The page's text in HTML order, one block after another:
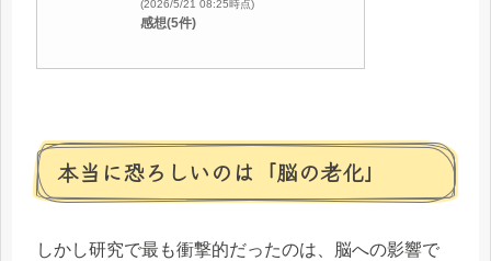
(2026/5/21 08:25時点)
感想(5件)
本当に恐ろしいのは「脳の老化」
しかし研究で最も衝撃的だったのは、脳への影響で